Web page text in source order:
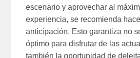
escenario y aprovechar al
experiencia, se recomienda
anticipación. Esto garantiza no
óptimo para disfrutar de las
también la oportunidad de